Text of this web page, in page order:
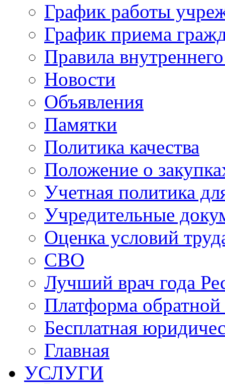
График работы
График приема
Правила
Новости
Объявления
Памятки
Политика качества
Положение о
Учетная политика
Учредительные
Оценка условий
СВО
Лучший врач года
Платформа
Бесплатная
Главная
УСЛУГИ